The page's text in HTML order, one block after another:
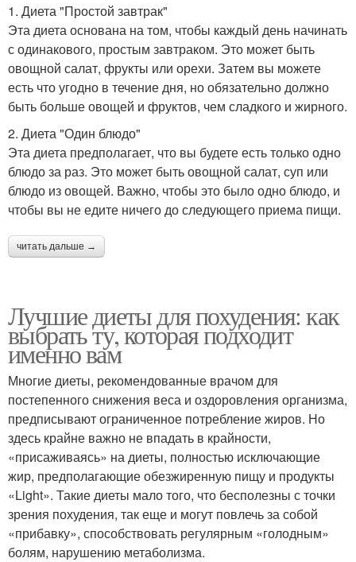
1. Диета "Простой завтрак"
Эта диета основана на том, чтобы каждый день начинать
с одинакового, простым завтраком. Это может быть
овощной салат, фрукты или орехи. Затем вы можете
есть что угодно в течение дня, но обязательно должно
быть больше овощей и фруктов, чем сладкого и жирного.
2. Диета "Один блюдо"
Эта диета предполагает, что вы будете есть только одно
блюдо за раз. Это может быть овощной салат, суп или
блюдо из овощей. Важно, чтобы это было одно блюдо, и
чтобы вы не едите ничего до следующего приема пищи.
читать дальше →
Лучшие диеты для похудения: как
выбрать ту, которая подходит
именно вам
Многие диеты, рекомендованные врачом для
постепенного снижения веса и оздоровления организма,
предписывают ограниченное потребление жиров. Но
здесь крайне важно не впадать в крайности,
«присаживаясь» на диеты, полностью исключающие
жир, предполагающие обезжиренную пищу и продукты
«Light». Такие диеты мало того, что бесполезны с точки
зрения похудения, так еще и могут повлечь за собой
«прибавку», способствовать регулярным «голодным»
болям, нарушению метаболизма.